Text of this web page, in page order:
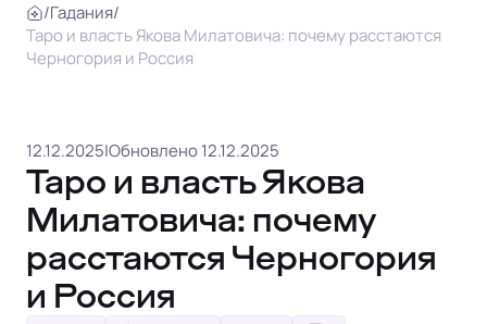
/Гадания/
Таро и власть Якова Милатовича: почему расстаются
Черногория и Россия
12.12.2025|Обновлено 12.12.2025
Таро и власть Якова
Милатовича: почему
расстаются Черногория
и Россия